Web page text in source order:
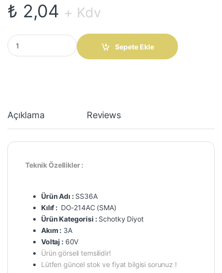
₺ 2,04 + Kdv
SS36A Schotky Diyot 3A 40V Do-214AC quantity
Sepete Ekle
Açıklama Reviews
Teknik Özellikler :
Ürün Adı :SS36A
Kılıf : DO-214AC (SMA)
Ürün Kategorisi :Schotky Diyot
Akım : 3A
Voltaj :60V
Ürün görseli temsilidir!
Lütfen güncel stok ve fiyat bilgisi sorunuz !